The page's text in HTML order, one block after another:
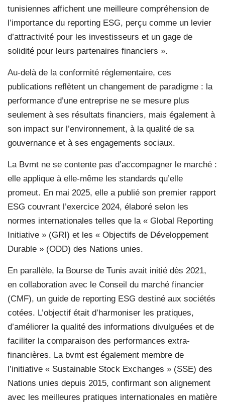
tunisiennes affichent une meilleure compréhension de
l’importance du reporting ESG, perçu comme un levier
d’attractivité pour les investisseurs et un gage de
solidité pour leurs partenaires financiers ».
Au-delà de la conformité réglementaire, ces
publications reflètent un changement de paradigme : la
performance d’une entreprise ne se mesure plus
seulement à ses résultats financiers, mais également à
son impact sur l’environnement, à la qualité de sa
gouvernance et à ses engagements sociaux.
La Bvmt ne se contente pas d’accompagner le marché :
elle applique à elle-même les standards qu’elle
promeut. En mai 2025, elle a publié son premier rapport
ESG couvrant l’exercice 2024, élaboré selon les
normes internationales telles que la « Global Reporting
Initiative » (GRI) et les « Objectifs de Développement
Durable » (ODD) des Nations unies.
En parallèle, la Bourse de Tunis avait initié dès 2021,
en collaboration avec le Conseil du marché financier
(CMF), un guide de reporting ESG destiné aux sociétés
cotées. L’objectif était d’harmoniser les pratiques,
d’améliorer la qualité des informations divulguées et de
faciliter la comparaison des performances extra-
financières. La bvmt est également membre de
l’initiative « Sustainable Stock Exchanges » (SSE) des
Nations unies depuis 2015, confirmant son alignement
avec les meilleures pratiques internationales en matière